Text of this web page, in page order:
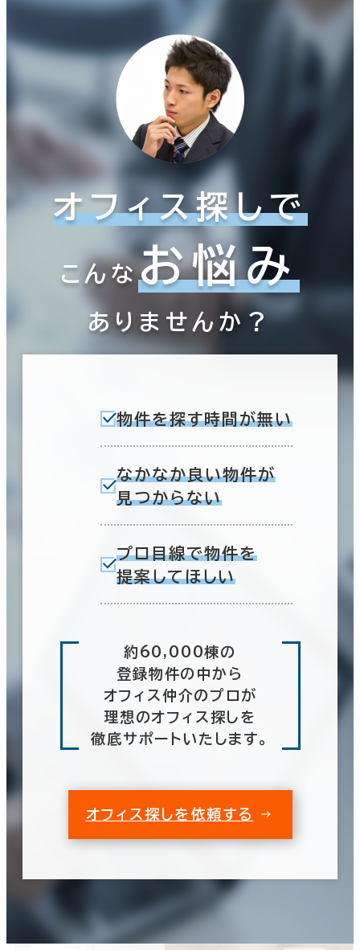
オフィス探しで
こんなお悩み
ありませんか？
物件を探す時間が無い
なかなか良い物件が
見つからない
プロ目線で物件を
提案してほしい
約60,000棟の
登録物件の中から
オフィス仲介のプロが
理想のオフィス探しを
徹底サポートいたします。
オフィス探しを依頼する